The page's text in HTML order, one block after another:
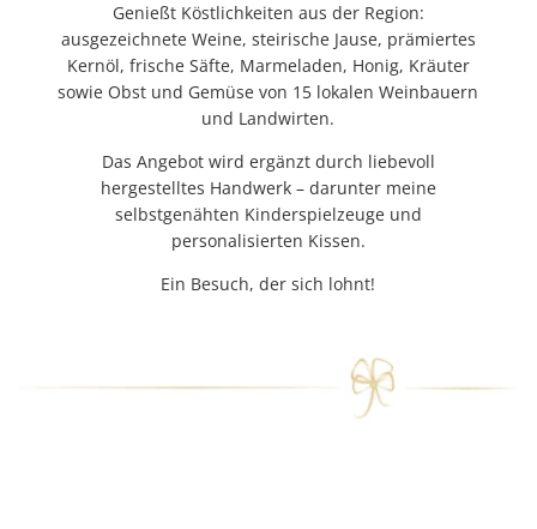
Genießt Köstlichkeiten aus der Region:
ausgezeichnete Weine, steirische Jause, prämiertes
Kernöl, frische Säfte, Marmeladen, Honig, Kräuter
sowie Obst und Gemüse von 15 lokalen Weinbauern
und Landwirten.
Das Angebot wird ergänzt durch liebevoll
hergestelltes Handwerk – darunter meine
selbstgenähten Kinderspielzeuge und
personalisierten Kissen.
Ein Besuch, der sich lohnt!